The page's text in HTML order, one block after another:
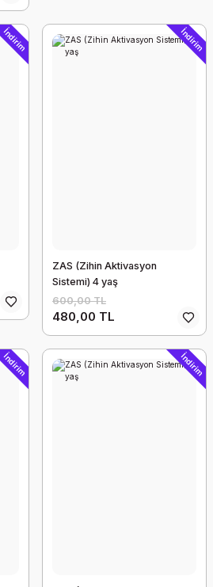
İndirim İndirim
ZAS (Zihin Aktivasyon
Sistemi) 4 yaş
600,00 TL
480,00 TL
İndirim İndirim